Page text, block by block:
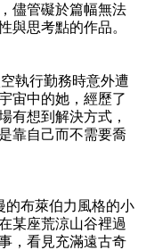
儘管礙於篇幅無法
與思考點的作品。
執行勤務時意外遭
宙中的她，經歷了
有想到解決方式，
靠自己而不需要喬
的布萊伯力風格的小
某座荒涼山谷裡過
，看見充滿遠古奇